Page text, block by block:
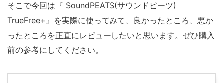
そこで今回は『 SoundPEATS(サウンドピーツ)
TrueFree+』を実際に使ってみて、良かったところ、悪か
ったところを正直にレビューしたいと思います。ぜひ購入
前の参考にしてください。